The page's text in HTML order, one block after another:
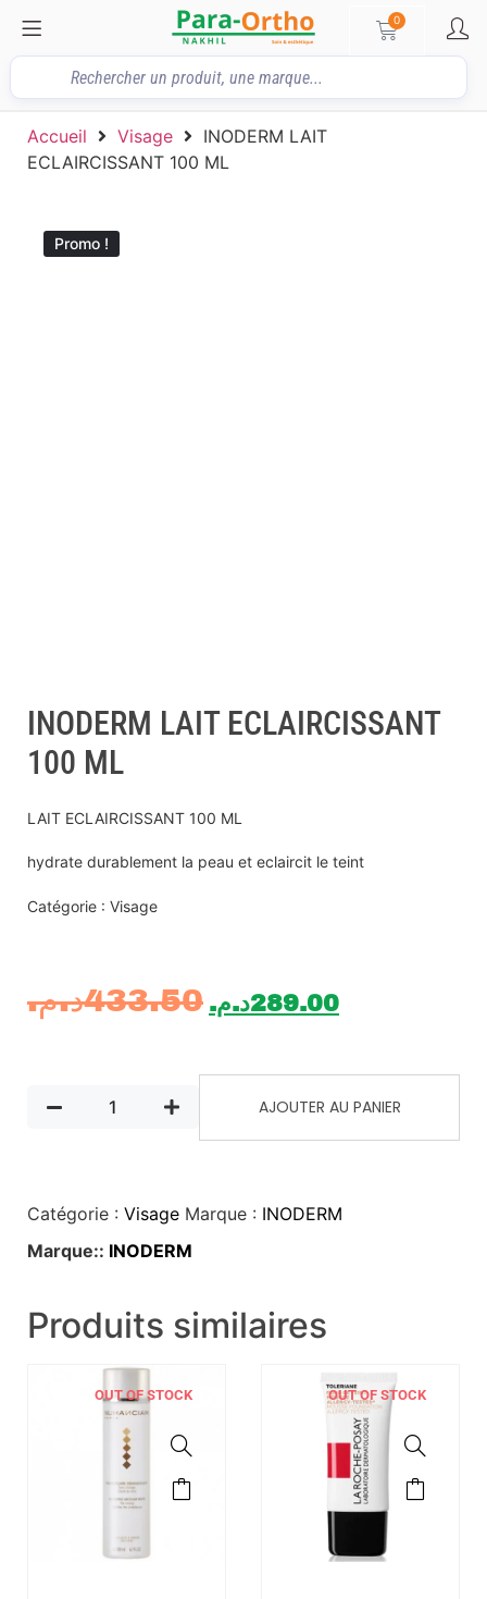
0
Accueil Visage
INODERM LAIT
ECLAIRCISSANT 100 ML
Promo !
INODERM LAIT ECLAIRCISSANT
100 ML
LAIT ECLAIRCISSANT 100 ML
hydrate durablement la peau et eclaircit le teint
Catégorie : Visage
433.50د.م. 289.00د.م.
AJOUTER AU PANIER
Catégorie : Visage Marque : INODERM
Marque:: INODERM
Produits similaires
OUT OF STOCK OUT OF STOCK